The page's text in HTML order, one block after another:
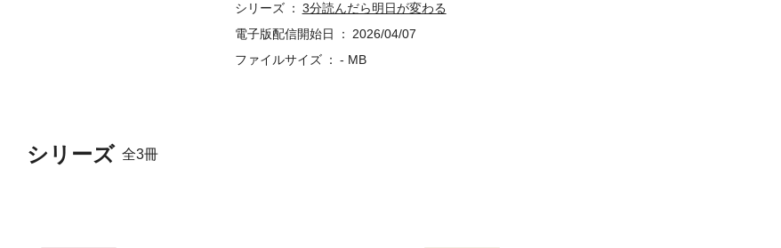
シリーズ 全3冊
シリーズ
3分読んだら明日が変わる
電子版配信開始日
2026/04/07
ファイルサイズ
- MB